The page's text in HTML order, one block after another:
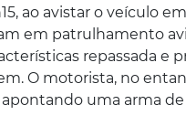
ao avistar o veículo
em patrulhamento
repassada e
O motorista, no
uma arma